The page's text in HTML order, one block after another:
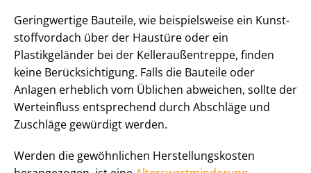
Geringwertige Bauteile, wie beispielsweise ein Kunst­
stoff­vor­dach über der Haustüre oder ein
Plastikgeländer bei der Kel­ler­au­ßen­trep­pe, finden
keine Be­rück­sich­ti­gung. Falls die Bauteile oder
Anlagen erheblich vom Üblichen abweichen, sollte der
Werteinfluss entsprechend durch Abschläge und
Zuschläge gewürdigt werden.
Werden die gewöhnlichen Her­stel­lungs­kos­ten